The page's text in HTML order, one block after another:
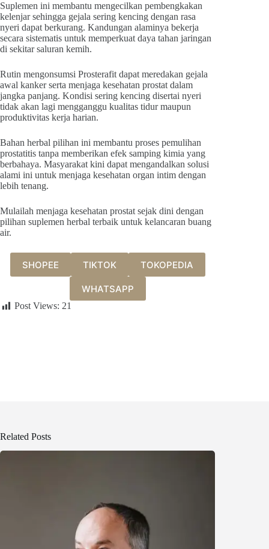
Suplemen ini membantu mengecilkan pembengkakan
kelenjar sehingga gejala sering kencing dengan rasa
nyeri dapat berkurang. Kandungan alaminya bekerja
secara sistematis untuk memperkuat daya tahan jaringan
di sekitar saluran kemih.
Rutin mengonsumsi Prosterafit dapat meredakan gejala
awal kanker serta menjaga kesehatan prostat dalam
jangka panjang. Kondisi sering kencing disertai nyeri
tidak akan lagi mengganggu kualitas tidur maupun
produktivitas kerja harian.
Bahan herbal pilihan ini membantu proses pemulihan
prostatitis tanpa memberikan efek samping kimia yang
berbahaya. Masyarakat kini dapat mengandalkan solusi
alami ini untuk menjaga kesehatan organ intim dengan
lebih tenang.
Mulailah menjaga kesehatan prostat sejak dini dengan
pilihan suplemen herbal terbaik untuk kelancaran buang
air.
SHOPEE TIKTOK TOKOPEDIA
WHATSAPP
Post Views: 21
Related Posts